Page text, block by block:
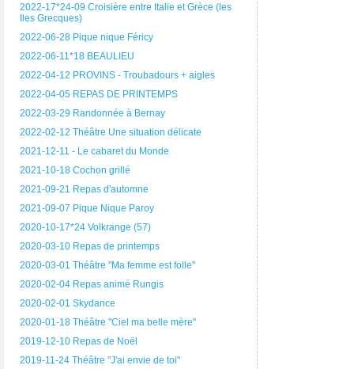
2022-17*24-09 Croisière entre Italie et Grèce (les
Iles Grecques)
2022-06-28 Pique nique Féricy
2022-06-11*18 BEAULIEU
2022-04-12 PROVINS - Troubadours + aigles
2022-04-05 REPAS DE PRINTEMPS
2022-03-29 Randonnée à Bernay
2022-02-12 Théâtre Une situation délicate
2021-12-11 - Le cabaret du Monde
2021-10-18 Cochon grillé
2021-09-21 Repas d'automne
2021-09-07 Pique Nique Paroy
2020-10-17*24 Volkrange (57)
2020-03-10 Repas de printemps
2020-03-01 Théâtre "Ma femme est folle"
2020-02-04 Repas animé Rungis
2020-02-01 Skydance
2020-01-18 Théâtre "Ciel ma belle mère"
2019-12-10 Repas de Noël
2019-11-24 Théâtre "J'ai envie de toi"